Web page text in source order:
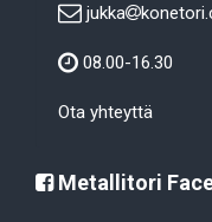
jukka
08.00-16.30
Ota yhteyttä
Metallitori